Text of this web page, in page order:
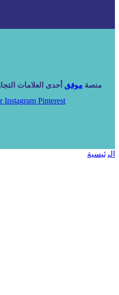
منصة موفق أحدى العلامات
Instagram Pinterest
الرئيسية